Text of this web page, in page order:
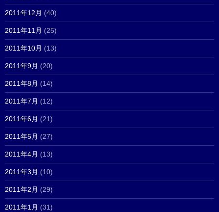
2011年12月 (40)
2011年11月 (25)
2011年10月 (13)
2011年9月 (20)
2011年8月 (14)
2011年7月 (12)
2011年6月 (21)
2011年5月 (27)
2011年4月 (13)
2011年3月 (10)
2011年2月 (29)
2011年1月 (31)